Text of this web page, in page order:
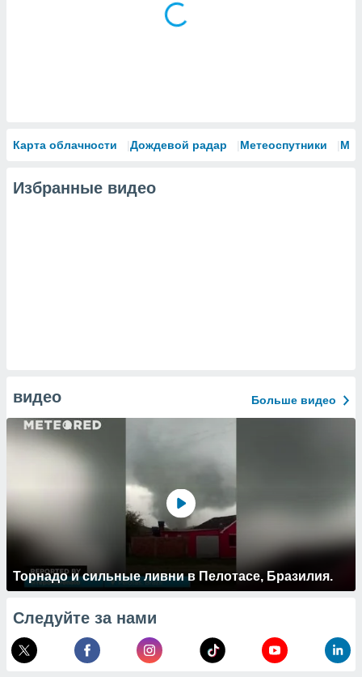
Карта облачности Дождевой радар Метеоспутники
Избранные видео
видео Больше видео
Торнадо и сильные ливни в Пелотасе, Бразилия.
Следуйте за нами